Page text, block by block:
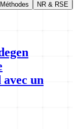
Méthodes NR & RSE
un